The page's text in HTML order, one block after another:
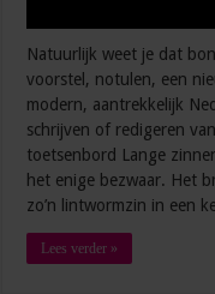
Natuurlijk weet je dat
voorstel, notulen, een
modern, aantrekkelijk
schrijven of redigeren
toetsenbord Lange
het enige bezwaar. Het
zo’n lintwormzin in een
Lees verder »